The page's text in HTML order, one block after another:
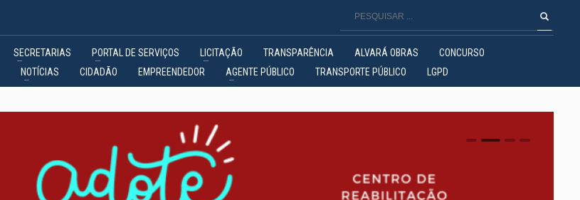
SECRETARIAS PORTAL DE SERVIÇOS LICITAÇÃO TRANSPARÊNCIA ALVARÁ OBRAS
CONCURSO
NOTÍCIAS CIDADÃO EMPREENDEDOR AGENTE PÚBLICO TRANSPORTE PÚBLICO LGPD
0 1 2